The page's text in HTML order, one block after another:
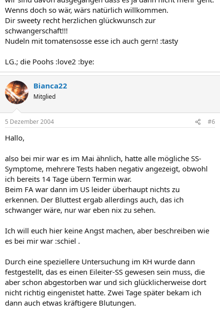
Wenns doch so wär, wärs natürlich willkommen.
Dir sweety recht herzlichen glückwunsch zur
schwangerschaft!!!
Nudeln mit tomatensosse esse ich auch gern! :tasty
LG.; die Poohs :love2 :bye:
Bianca22
Mitglied
5 Dezember 2004 #6
Hallo,
also bei mir war es im Mai ähnlich, hatte alle mögliche SS-
Symptome, mehrere Tests haben negativ angezeigt, obwohl
ich bereits 14 Tage übern Termin war.
Beim FA war dann im US leider überhaupt nichts zu
erkennen. Der Bluttest ergab allerdings auch, das ich
schwanger wäre, nur war eben nix zu sehen.
Ich will euch hier keine Angst machen, aber beschreiben wie
es bei mir war :schiel .
Durch eine speziellere Untersuchung im KH wurde dann
festgestellt, das es einen Eileiter-SS gewesen sein muss, die
aber schon abgestorben war und sich glücklicherweise dort
nicht richtig eingenistet hatte. Zwei Tage später bekam ich
dann auch etwas kräftigere Blutungen.